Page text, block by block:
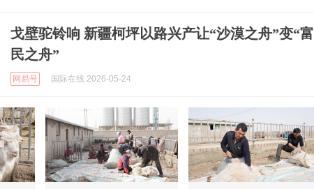
戈壁驼铃响 新疆柯坪以路兴产让“沙漠之舟”变“富
民之舟”
网易号 国际在线 2026-05-24